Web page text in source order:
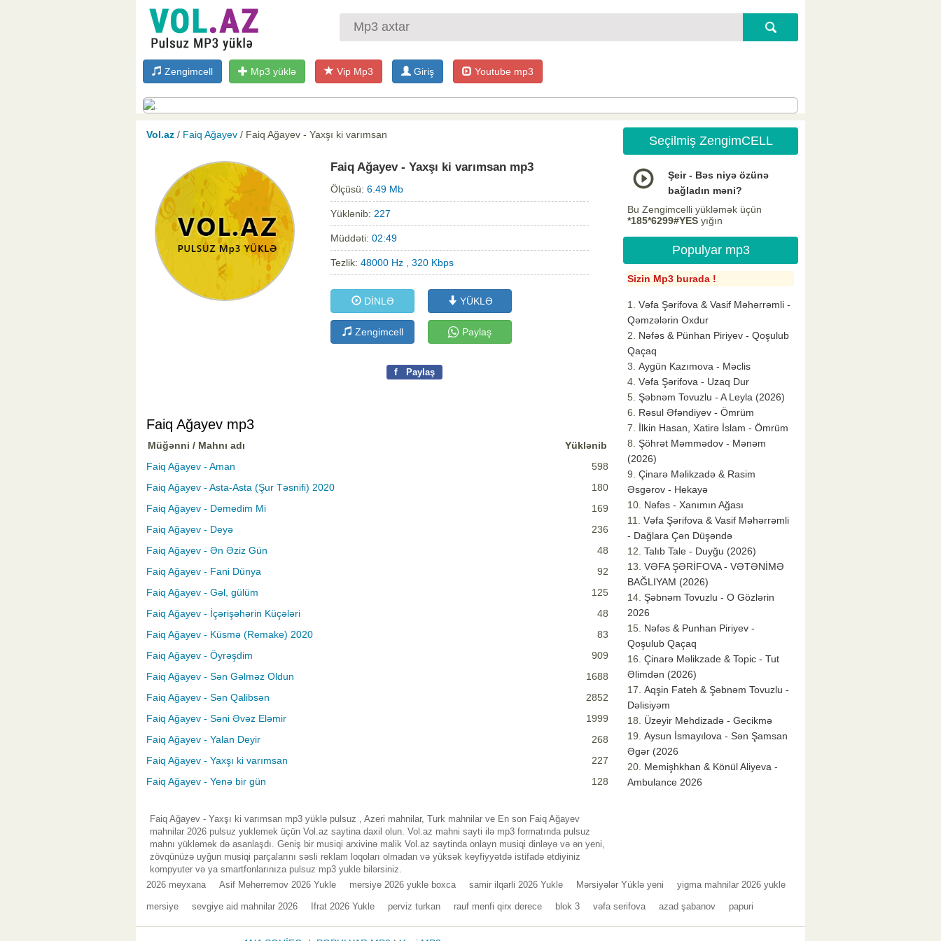
Zengimcell Mp3 yüklə Vip Mp3 Giriş Youtube mp3
Vol.az / Faiq Ağayev / Faiq Ağayev - Yaxşı ki varımsan
Faiq Ağayev - Yaxşı ki varımsan mp3
Ölçüsü: 6.49 Mb
Yüklənib: 227
Müddəti: 02:49
Tezlik: 48000 Hz , 320 Kbps
DİNLƏ YÜKLƏ
Zengimcell Paylaş
f Paylaş
Faiq Ağayev mp3
Müğənni / Mahnı adı
Yüklənib
Faiq Ağayev - Aman
598
Faiq Ağayev - Asta-Asta (Şur Təsnifi) 2020
180
Faiq Ağayev - Demedim Mi
169
Faiq Ağayev - Deyə
236
Faiq Ağayev - Ən Əziz Gün
48
Faiq Ağayev - Fani Dünya
92
Faiq Ağayev - Gəl, gülüm
125
Faiq Ağayev - İçərişəhərin Küçələri
48
Faiq Ağayev - Küsmə (Remake) 2020
83
Faiq Ağayev - Öyrəşdim
909
Faiq Ağayev - Sən Gəlməz Oldun
1688
Faiq Ağayev - Sən Qalibsən
2852
Faiq Ağayev - Səni Əvəz Eləmir
1999
Faiq Ağayev - Yalan Deyir
268
Faiq Ağayev - Yaxşı ki varımsan
227
Faiq Ağayev - Yenə bir gün
128
Faiq Ağayev - Yaxşı ki varımsan mp3 yüklə pulsuz , Azeri mahnilar, Turk mahnilar ve En son Faiq Ağayev
mahnilar 2026 pulsuz yuklemek üçün Vol.az saytina daxil olun. Vol.az mahni sayti ilə mp3 formatında pulsuz
mahnı yükləmək də asanlaşdı. Geniş bir musiqi arxivinə malik Vol.az saytinda onlayn musiqi dinləyə və ən yeni,
zövqünüzə uyğun musiqi parçalarını səsli reklam loqoları olmadan və yüksək keyfiyyətdə istifadə etdiyiniz
kompyuter və ya smartfonlarınıza pulsuz mp3 yukle bilərsiniz.
Seçilmiş ZengimCELL
Şeir - Bəs niyə özünə
bağladın məni?
Bu Zengimcelli yükləmək üçün
*185*6299#YES yığın
Populyar mp3
Sizin Mp3 burada !
Vəfa Şərifova & Vasif Məhərrəmli -
Qəmzələrin Oxdur
Nəfəs & Pünhan Piriyev - Qoşulub
Qaçaq
Aygün Kazımova - Məclis
Vəfa Şərifova - Uzaq Dur
Şəbnəm Tovuzlu - A Leyla (2026)
Rəsul Əfəndiyev - Ömrüm
İlkin Hasan, Xatirə İslam - Ömrüm
Şöhrət Məmmədov - Mənəm
(2026)
Çinarə Məlikzadə & Rasim
Əsgərov - Hekayə
Nəfəs - Xanımın Ağası
Vəfa Şərifova & Vasif Məhərrəmli
- Dağlara Çən Düşəndə
Talıb Tale - Duyğu (2026)
VƏFA ŞƏRİFOVA - VƏTƏNİMƏ
BAĞLIYAM (2026)
Şəbnəm Tovuzlu - O Gözlərin
2026
Nəfəs & Punhan Piriyev -
Qoşulub Qaçaq
Çinarə Məlikzade & Topic - Tut
Əlimdən (2026)
Aqşin Fateh & Şəbnəm Tovuzlu -
Dəlisiyəm
Üzeyir Mehdizadə - Gecikmə
Aysun İsmayılova - Sən Şamsan
Əgər (2026
Memişhkhan & Könül Aliyeva -
Ambulance 2026
2026 meyxana Asif Meherremov 2026 Yukle mersiye 2026 yukle boxca samir ilqarli 2026 Yukle Mərsiyələr Yüklə yeni yigma mahnilar 2026 yukle
mersiye sevgiye aid mahnilar 2026 Ifrat 2026 Yukle perviz turkan rauf menfi qirx derece blok 3 vəfa serifova azad şabanov papuri